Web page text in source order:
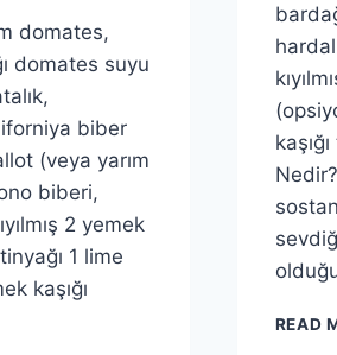
domates,
domates suyu
biber
(veya yarım
biberi,
2 yemek
1 lime
kaşığı
READ